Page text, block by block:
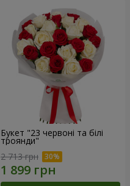
Букет "23 червоні та білі
троянди"
2 713 грн